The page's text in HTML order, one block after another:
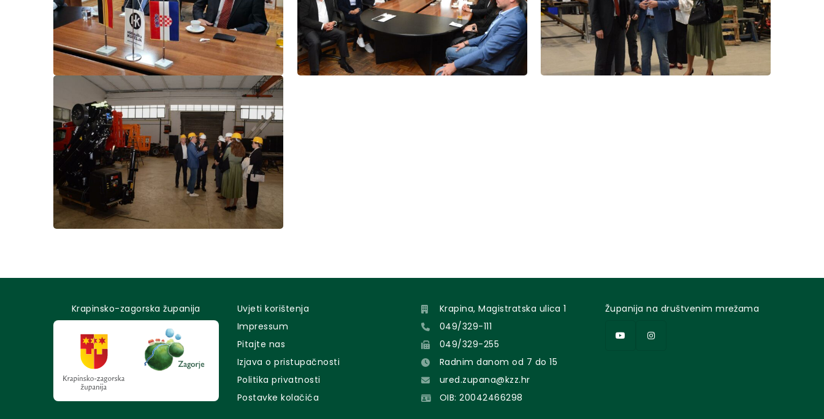
Krapinsko-zagorska županija
Uvjeti korištenja
Impressum
Pitajte nas
Izjava o pristupačnosti
Politika privatnosti
Postavke kolačića
Krapina, Magistratska ulica 1
049/329-111
049/329-255
Radnim danom od 7 do 15
ured.zupana@kzz.hr
OIB: 20042466298
Županija na društvenim mrežama